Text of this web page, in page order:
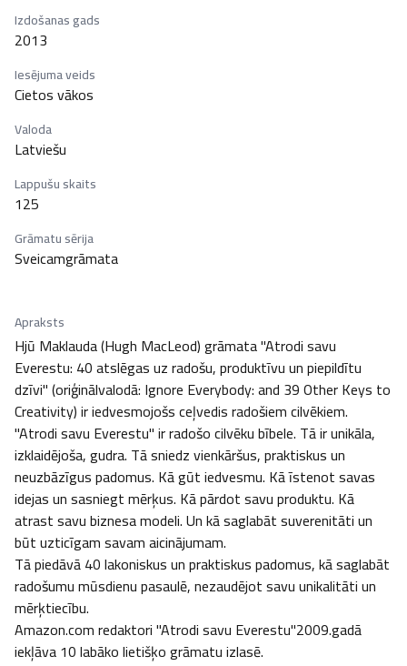
Izdošanas gads
2013
Iesējuma veids
Cietos vākos
Valoda
Latviešu
Lappušu skaits
125
Grāmatu sērija
Sveicamgrāmata
Apraksts
Hjū Maklauda (Hugh MacLeod) grāmata "Atrodi savu
Everestu: 40 atslēgas uz radošu, produktīvu un piepildītu
dzīvi" (oriģinālvalodā: Ignore Everybody: and 39 Other Keys to
Creativity) ir iedvesmojošs ceļvedis radošiem cilvēkiem.
"Atrodi savu Everestu'' ir radošo cilvēku bībele. Tā ir unikāla,
izklaidējoša, gudra. Tā sniedz vienkāršus, praktiskus un
neuzbāzīgus padomus. Kā gūt iedvesmu. Kā īstenot savas
idejas un sasniegt mērķus. Kā pārdot savu produktu. Kā
atrast savu biznesa modeli. Un kā saglabāt suverenitāti un
būt uzticīgam savam aicinājumam.
Tā piedāvā 40 lakoniskus un praktiskus padomus, kā saglabāt
radošumu mūsdienu pasaulē, nezaudējot savu unikalitāti un
mērķtiecību.
Amazon.com redaktori "Atrodi savu Everestu"2009.gadā
iekļāva 10 labāko lietišķo grāmatu izlasē.